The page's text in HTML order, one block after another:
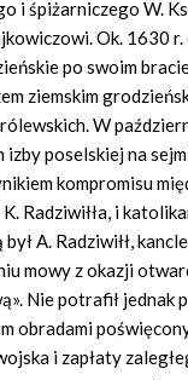
i śpiżarniczego W.
Ok. 1630 r.
po swoim
ziemskim
W
izby poselskiej na
kompromisu
Radziwiłła, i
A. Radziwiłł,
mowy z okazji
Nie potrafił jednak
obradami
i zapłaty